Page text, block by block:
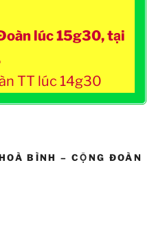
lúc 15g30, tại
TT lúc 14g30
BÌNH – CỘNG ĐOÀN